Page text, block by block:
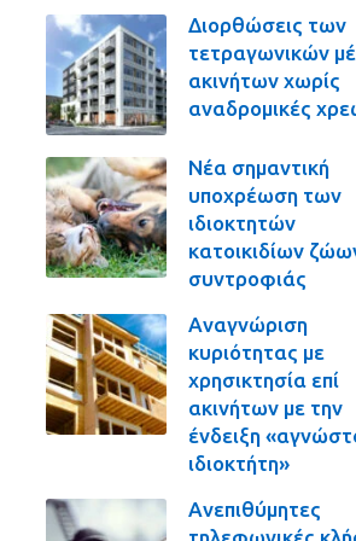
Διορθώσεις των
τετραγωνικών
ακινήτων χωρίς
αναδρομικές
Νέα σημαντική
υποχρέωση των
ιδιοκτητών
κατοικιδίων
συντροφιάς
Αναγνώριση
κυριότητας με
χρησικτησία επί
ακινήτων με την
ένδειξη
ιδιοκτήτη»
Ανεπιθύμητες